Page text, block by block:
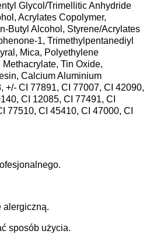
Glycol/Trimellitic Anhydride
Acrylates Copolymer,
Butyl Alcohol, Styrene/Acrylates
1, Trimethylpentanediyl
Mica, Polyethylene
Tin Oxide,
Calcium Aluminium
+/- CI 77891, CI 77007, CI 42090,
CI 12085, CI 77491, CI
77510, CI 45410, CI 47000, CI
alergiczną.
sposób użycia.